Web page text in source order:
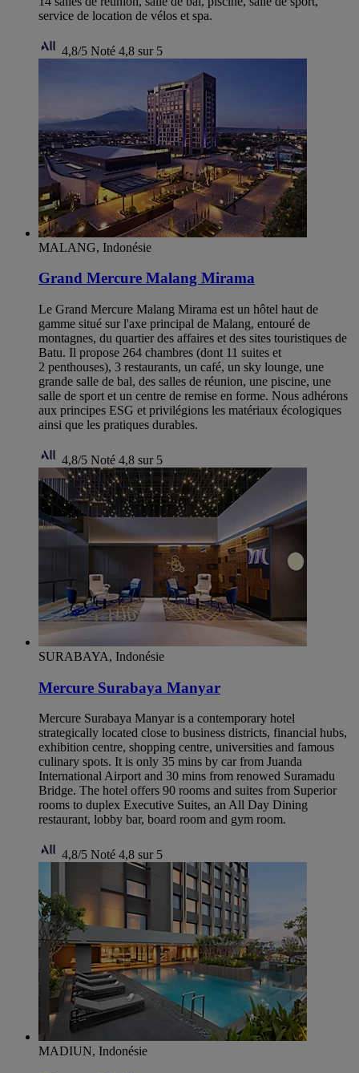
service de location de vélos et spa.
4,8/5 Noté 4,8 sur 5
MALANG, Indonésie
Grand Mercure Malang Mirama
Le Grand Mercure Malang Mirama est un hôtel haut de
gamme situé sur l'axe principal de Malang, entouré de
montagnes, du quartier des affaires et des sites touristiques de
Batu. Il propose 264 chambres (dont 11 suites et
2 penthouses), 3 restaurants, un café, un sky lounge, une
grande salle de bal, des salles de réunion, une piscine, une
salle de sport et un centre de remise en forme. Nous adhérons
aux principes ESG et privilégions les matériaux écologiques
ainsi que les pratiques durables.
4,8/5 Noté 4,8 sur 5
SURABAYA, Indonésie
Mercure Surabaya Manyar
Mercure Surabaya Manyar is a contemporary hotel
strategically located close to business districts, financial hubs,
exhibition centre, shopping centre, universities and famous
culinary spots. It is only 35 mins by car from Juanda
International Airport and 30 mins from renowed Suramadu
Bridge. The hotel offers 90 rooms and suites from Superior
rooms to duplex Executive Suites, an All Day Dining
restaurant, lobby bar, board room and gym room.
4,8/5 Noté 4,8 sur 5
MADIUN, Indonésie